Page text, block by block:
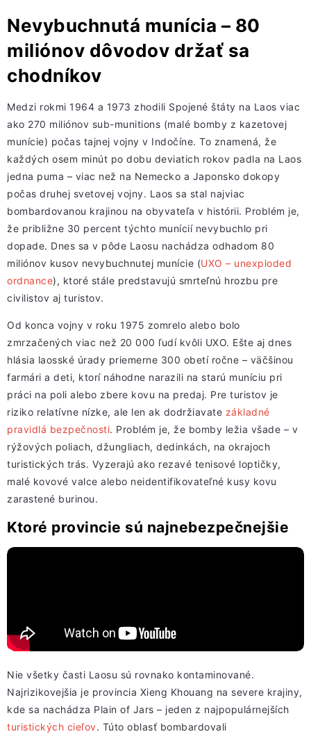
Nevybuchnutá munícia – 80
miliónov dôvodov držať sa
chodníkov
Medzi rokmi 1964 a 1973 zhodili Spojené štáty na Laos viac
ako 270 miliónov sub-munitions (malé bomby z kazetovej
munície) počas tajnej vojny v Indočíne. To znamená, že
každých osem minút po dobu deviatich rokov padla na Laos
jedna puma – viac než na Nemecko a Japonsko dokopy
počas druhej svetovej vojny. Laos sa stal najviac
bombardovanou krajinou na obyvateľa v histórii. Problém je,
že približne 30 percent týchto munícií nevybuchlo pri
dopade. Dnes sa v pôde Laosu nachádza odhadom 80
miliónov kusov nevybuchnutej munície (UXO – unexploded
ordnance), ktoré stále predstavujú smrteľnú hrozbu pre
civilistov aj turistov.
Od konca vojny v roku 1975 zomrelo alebo bolo
zmrzačených viac než 20 000 ľudí kvôli UXO. Ešte aj dnes
hlásia laosské úrady priemerne 300 obetí ročne – väčšinou
farmári a deti, ktorí náhodne narazili na starú muníciu pri
práci na poli alebo zbere kovu na predaj. Pre turistov je
riziko relatívne nízke, ale len ak dodržiavate základné
pravidlá bezpečnosti. Problém je, že bomby ležia všade – v
rýžových poliach, džungliach, dedinkách, na okrajoch
turistických trás. Vyzerajú ako rezavé tenisové loptičky,
malé kovové valce alebo neidentifikovateľné kusy kovu
zarastené burinou.
Ktoré provincie sú najnebezpečnejšie
Nie všetky časti Laosu sú rovnako kontaminované.
Najrizikovejšia je provincia Xieng Khouang na severe krajiny,
kde sa nachádza Plain of Jars – jeden z najpopulárnejších
turistických cieľov. Túto oblasť bombardovali